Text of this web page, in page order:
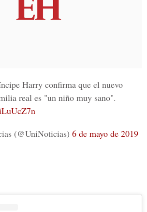
Harry confirma que el nuevo
real es "un niño muy sano".
(@UniNoticias) 6 de mayo de 2019